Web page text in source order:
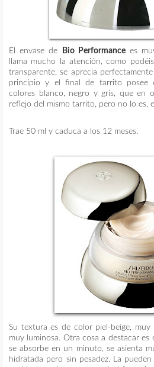
El envase de Bio Performancees
llama mucho la atención, como
transparente, se aprecia
principio y el final de tarrito posee
colores blanco, negro y gris, que en
reflejo del mismo tarrito, pero no lo es,
Trae 50 ml y caduca a los 12 meses.
Su textura es de color piel-beige,
muy luminosa. Otra cosa a destacar es
se absorbe en un minuto, se asienta
hidratada pero sin pesadez. La